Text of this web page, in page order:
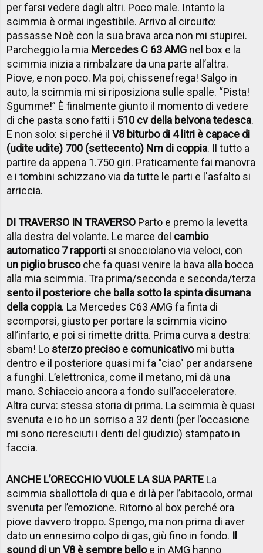
per farsi vedere dagli altri. Poco male. Intanto la
scimmia è ormai ingestibile. Arrivo al circuito:
passasse Noè con la sua brava arca non mi stupirei.
Parcheggio la mia Mercedes C 63 AMG nel box e la
scimmia inizia a rimbalzare da una parte all’altra.
Piove, e non poco. Ma poi, chissenefrega! Salgo in
auto, la scimmia mi si riposiziona sulle spalle. “Pista!
Sgumme!” È finalmente giunto il momento di vedere
di che pasta sono fatti i 510 cv della belvona tedesca.
E non solo: si perché ilV8 biturbo di 4 litri è capace di
(udite udite) 700 (settecento) Nm di coppia. Il tutto a
partire da appena 1.750 giri. Praticamente fai manovra
e i tombini schizzano via da tutte le parti e l'asfalto si
arriccia.
DI TRAVERSO IN TRAVERSO Parto e premo la levetta
alla destra del volante. Le marce del cambio
automatico 7 rapporti si snocciolano via veloci, con
un piglio bruscoche fa quasi venire la bava alla bocca
alla mia scimmia. Tra prima/seconda e seconda/terza
sento il posteriore che balla sotto la spinta disumana
della coppia. La Mercedes C63 AMG fa finta di
scomporsi, giusto per portare la scimmia vicino
all’infarto, e poi si rimette dritta. Prima curva a destra:
sbam! Lo sterzo preciso e comunicativomi butta
dentro e il posteriore quasi mi fa "ciao" per andarsene
a funghi. L’elettronica, come il metano, mi dà una
mano. Schiaccio ancora a fondo sull’acceleratore.
Altra curva: stessa storia di prima. La scimmia è quasi
svenuta e io ho un sorriso a 32 denti (per l’occasione
mi sono ricresciuti i denti del giudizio) stampato in
faccia.
ANCHE L’ORECCHIO VUOLE LA SUA PARTE La
scimmia sballottola di qua e di là per l’abitacolo, ormai
svenuta per l’emozione. Ritorno al box perché ora
piove davvero troppo. Spengo, ma non prima di aver
dato un ennesimo colpo di gas, giù fino in fondo. Il
sound di un V8 è sempre belloe in AMG hanno